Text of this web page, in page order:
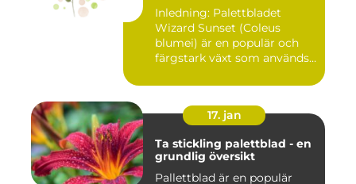
Inledning: Palettbladet
Wizard Sunset (Coleus
blumei) är en populär och
färgstark växt som används
17. jan
Ta stickling palettblad - en
grundlig översikt
Pallettblad är en populär